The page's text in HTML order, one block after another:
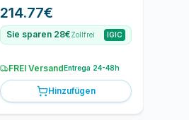
214.77€
Sie sparen 28€Zollfrei IGIC
FREI Versand Entrega 24-48h
Hinzufügen